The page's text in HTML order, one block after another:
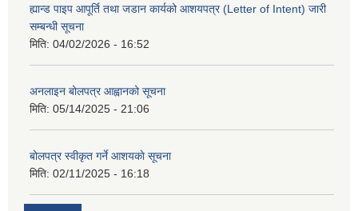
ह्यान्ड पाइप आपूर्ति तथा जडान कार्यको आशयपत्र (Letter of Intent) जारी
सम्बन्धी सूचना
मिति: 04/02/2026 - 16:52
अनलाइन बोलपत्र आह्वानको सूचना
मिति: 05/14/2025 - 21:06
बोलपत्र स्वीकृत गर्ने आशयकाे सूचना
मिति: 02/11/2025 - 16:18